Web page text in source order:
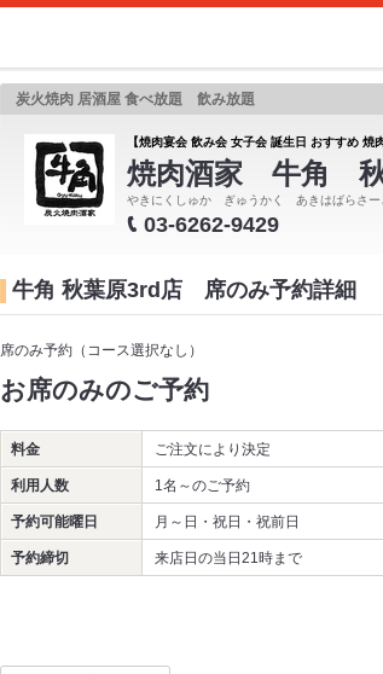
炭火焼肉 居酒屋 食べ放題 飲み放題
【焼肉宴会 飲み会 女子会 誕生日 おすすめ 焼
焼肉酒家 牛角 秋
やきにくしゅか ぎゅうかく あきはばらさー
03-6262-9429
牛角 秋葉原3rd店 席のみ予約詳細
席のみ予約（コース選択なし）
お席のみのご予約
料金 ご注文により決定
利用人数 1名～のご予約
予約可能曜日 月～日・祝日・祝前日
予約締切 来店日の当日21時まで